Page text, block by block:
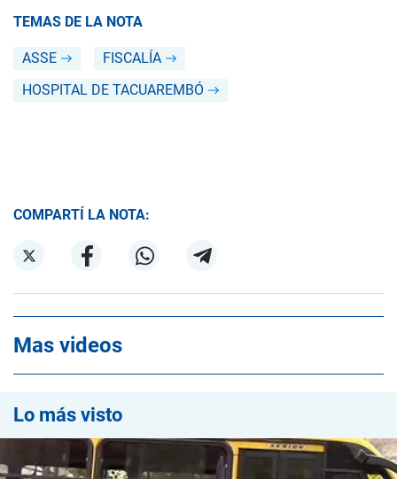
TEMAS DE LA NOTA
ASSE
FISCALÍA
HOSPITAL DE TACUAREMBÓ
COMPARTÍ LA NOTA:
Mas videos
Lo más visto